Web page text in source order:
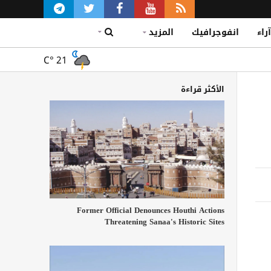
آراء انفوجرافيك المزيد
C° 21
الأكثر قراءة
Former Official Denounces Houthi Actions
Threatening Sanaa's Historic Sites